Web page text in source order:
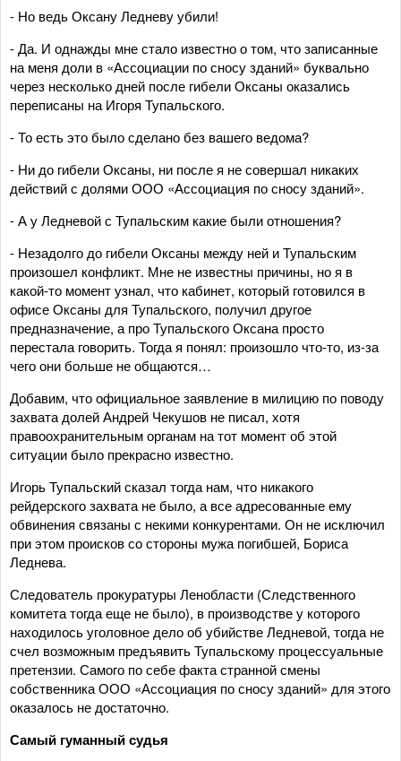
- Но ведь Оксану Ледневу убили!
- Да. И однажды мне стало известно о том, что записанные
на меня доли в «Ассоциации по сносу зданий» буквально
через несколько дней после гибели Оксаны оказались
переписаны на Игоря Тупальского.
- То есть это было сделано без вашего ведома?
- Ни до гибели Оксаны, ни после я не совершал никаких
действий с долями ООО «Ассоциация по сносу зданий».
- А у Ледневой с Тупальским какие были отношения?
- Незадолго до гибели Оксаны между ней и Тупальским
произошел конфликт. Мне не известны причины, но я в
какой-то момент узнал, что кабинет, который готовился в
офисе Оксаны для Тупальского, получил другое
предназначение, а про Тупальского Оксана просто
перестала говорить. Тогда я понял: произошло что-то, из-за
чего они больше не общаются…
Добавим, что официальное заявление в милицию по поводу
захвата долей Андрей Чекушов не писал, хотя
правоохранительным органам на тот момент об этой
ситуации было прекрасно известно.
Игорь Тупальский сказал тогда нам, что никакого
рейдерского захвата не было, а все адресованные ему
обвинения связаны с некими конкурентами. Он не исключил
при этом происков со стороны мужа погибшей, Бориса
Леднева.
Следователь прокуратуры Ленобласти (Следственного
комитета тогда еще не было), в производстве у которого
находилось уголовное дело об убийстве Ледневой, тогда не
счел возможным предъявить Тупальскому процессуальные
претензии. Самого по себе факта странной смены
собственника ООО «Ассоциация по сносу зданий» для этого
оказалось не достаточно.
Самый гуманный судья